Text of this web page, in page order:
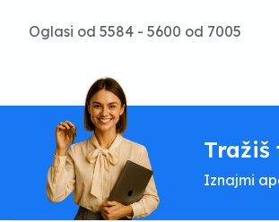
Oglasi od 5584 - 5600 od 7005
Iznajmi